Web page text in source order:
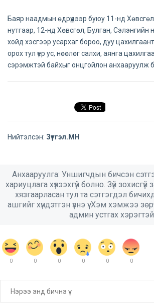
Баяр наадмын өдрүүдээр буюу 11-нд
нутгаар, 12-нд Хөвсгөл, Булган, Сэлэнгийн
хойд хэсгээр усархаг бороо, дуу
орох тул үер ус, нөөлөг салхи, аянга
сэрэмжтэй байхыг онцгойлон анхааруулж
Нийтэлсэн: Зүтгэл.МН
Анхааруулга: Уншигчдын бичсэн
хариуцлага хүлээхгүй болно. Зүй зохисгүй
хязгаарласан тул та сэтгэгдэл
ашгийг хүндэтгэн үзнэ үү. Хэм хэмжээ
админ устгах
0 0 0 0 0 0